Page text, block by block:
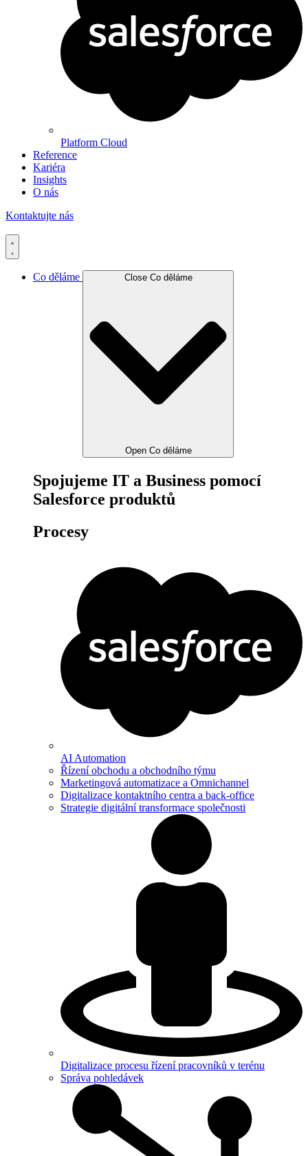
Platform Cloud
Reference
Kariéra
Insights
O nás
Kontaktujte nás
Co děláme Close Co děláme
Open Co děláme
Spojujeme IT a Business pomocí
Salesforce produktů
Procesy
AI Automation
Řízení obchodu a obchodního týmu
Marketingová automatizace a Omnichannel
Digitalizace kontaktního centra a back-office
Strategie digitální transformace společnosti
Digitalizace procesu řízení pracovníků v terénu
Správa pohledávek